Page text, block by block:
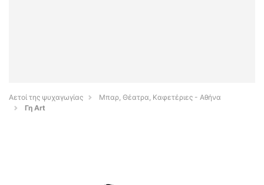
Αετοί της ψυχαγωγίας
Μπαρ, Θέατρα, Καφετέριες - Αθήνα
Γη Art